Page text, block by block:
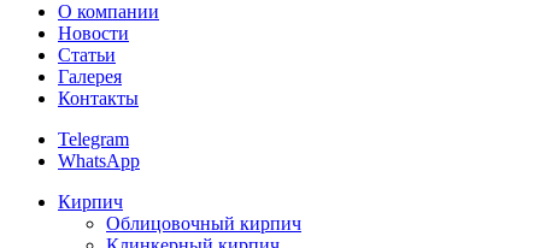
О компании
Новости
Статьи
Галерея
Контакты
Telegram
WhatsApp
Кирпич
Облицовочный кирпич